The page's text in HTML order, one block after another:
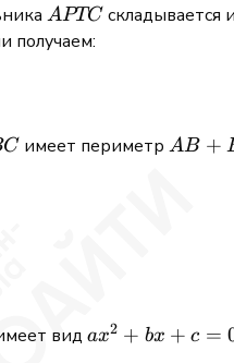
APTC
APTC складывается
получаем:
имеет периметрAB
AB +
вид ax^2
ax2 + bx + c =